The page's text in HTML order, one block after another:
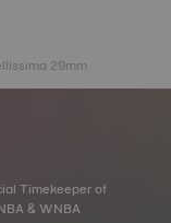
29mm
Timekeeper of
& WNBA